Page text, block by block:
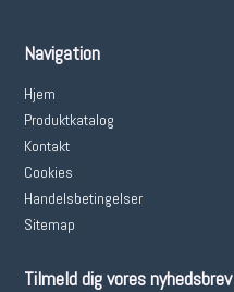
Navigation
Hjem
Produktkatalog
Kontakt
Cookies
Handelsbetingelser
Sitemap
Tilmeld dig vores nyhedsbrev